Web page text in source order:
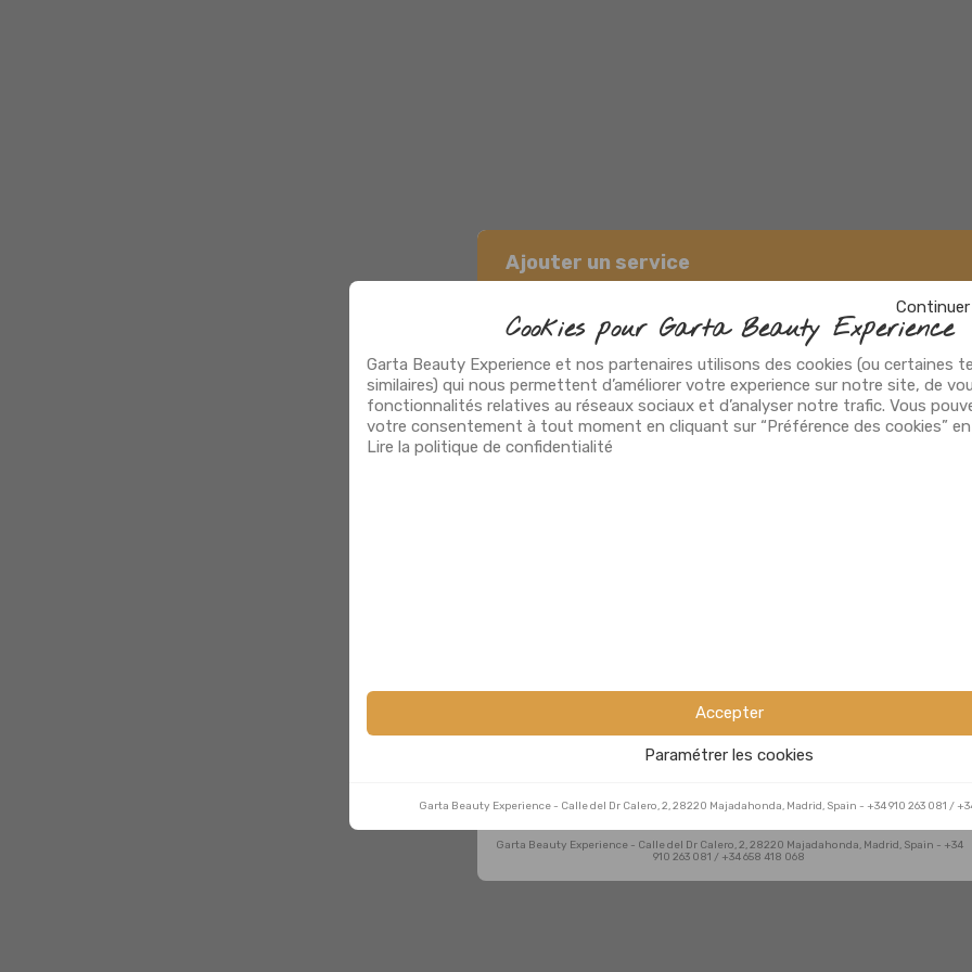
Ajouter un service
Packs
Estética
Garta Beauty Experience- Calle del Dr Calero, 2, 28220 Majadahonda, Madrid, Spain - +34
910 263 081 / +34 658 418 068
Cookies pour Garta Beauty Experience
Garta Beauty Experience et nos partenaires utilisons des cookies (ou certaines
similaires) qui nous permettent d’améliorer votre experience sur notre site, de
fonctionnalités relatives au réseaux sociaux et d’analyser notre trafic. Vous
votre consentement à tout moment en cliquant sur “Préférence des cookies” en
Lire la politique de confidentialité
Accepter
Paramétrer les cookies
Garta Beauty Experience- Calle del Dr Calero, 2, 28220 Majadahonda, Madrid, Spain - +34 910 263 081 /